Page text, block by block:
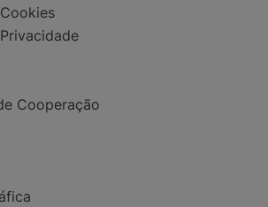
Cooperação